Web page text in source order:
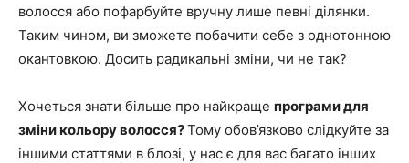
волосся або пофарбуйте вручну лише певні ділянки.
Таким чином, ви зможете побачити себе з однотонною
окантовкою. Досить радикальні зміни, чи не так?
Хочеться знати більше про найкраще програми для
зміни кольору волосся?Тому обов’язково слідкуйте за
іншими статтями в блозі, у нас є для вас багато інших